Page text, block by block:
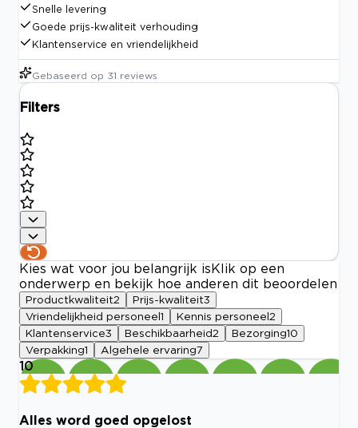
Snelle levering
Goede prijs-kwaliteit verhouding
Klantenservice en vriendelijkheid
Gebaseerd op 31 reviews
Filters
Kies wat voor jou belangrijk is Klik op een
onderwerp en bekijk hoe anderen dit beoordelen
Productkwaliteit2 Prijs-kwaliteit3
Vriendelijkheid personeel 1 Kennis personeel 2
Klantenservice3 Beschikbaarheid2 Bezorging10
Verpakking1 Algehele ervaring7
10
Alles word goed opgelost